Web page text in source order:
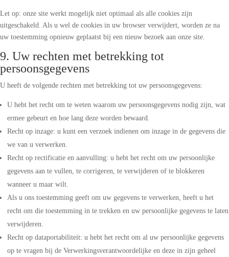
Let op: onze site werkt mogelijk niet optimaal als alle cookies zijn
uitgeschakeld. Als u wel de cookies in uw browser verwijdert, worden ze na
uw toestemming opnieuw geplaatst bij een nieuw bezoek aan onze site.
9. Uw rechten met betrekking tot
persoonsgegevens
U heeft de volgende rechten met betrekking tot uw persoonsgegevens:
U hebt het recht om te weten waarom uw persoonsgegevens nodig zijn, wat
ermee gebeurt en hoe lang deze worden bewaard.
Recht op inzage: u kunt een verzoek indienen om inzage in de gegevens die
we van u verwerken.
Recht op rectificatie en aanvulling: u hebt het recht om uw persoonlijke
gegevens aan te vullen, te corrigeren, te verwijderen of te blokkeren
wanneer u maar wilt.
Als u ons toestemming geeft om uw gegevens te verwerken, heeft u het
recht om die toestemming in te trekken en uw persoonlijke gegevens te laten
verwijderen.
Recht op dataportabiliteit: u hebt het recht om al uw persoonlijke gegevens
op te vragen bij de Verwerkingsverantwoordelijke en deze in zijn geheel